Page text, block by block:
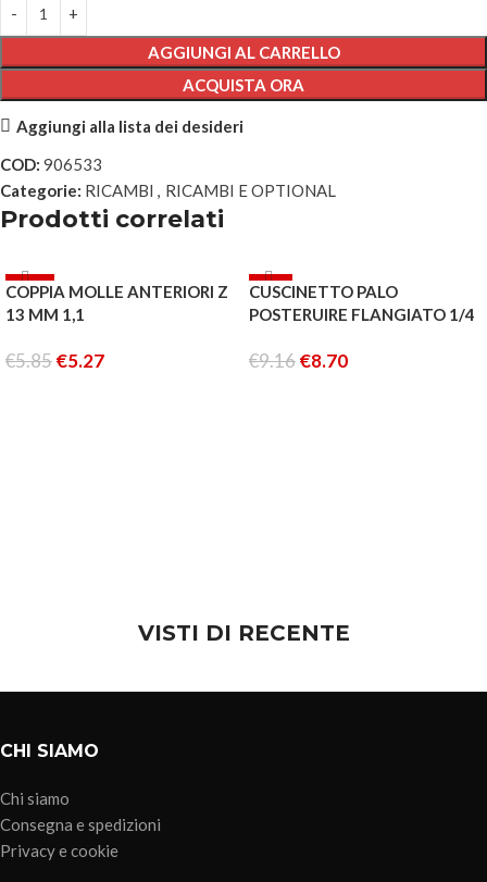
AGGIUNGI AL CARRELLO
ACQUISTA ORA
Aggiungi alla lista dei desideri
COD: 906533
Categorie: RICAMBI , RICAMBI E OPTIONAL
Prodotti correlati
-10%
COPPIA MOLLE ANTERIORI Z
13 MM 1,1
€5.85€5.27
-5%
ESAURITO
CUSCINETTO PALO
POSTERUIRE FLANGIATO 1/4
€9.16€8.70
VISTI DI RECENTE
CHI SIAMO
Chi siamo
Consegna e spedizioni
Privacy e cookie